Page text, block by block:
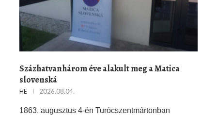
Százhatvanhárom éve alakult meg a Matica
slovenská
HE 2026.08.04.
1863. augusztus 4-én Turócszentmártonban